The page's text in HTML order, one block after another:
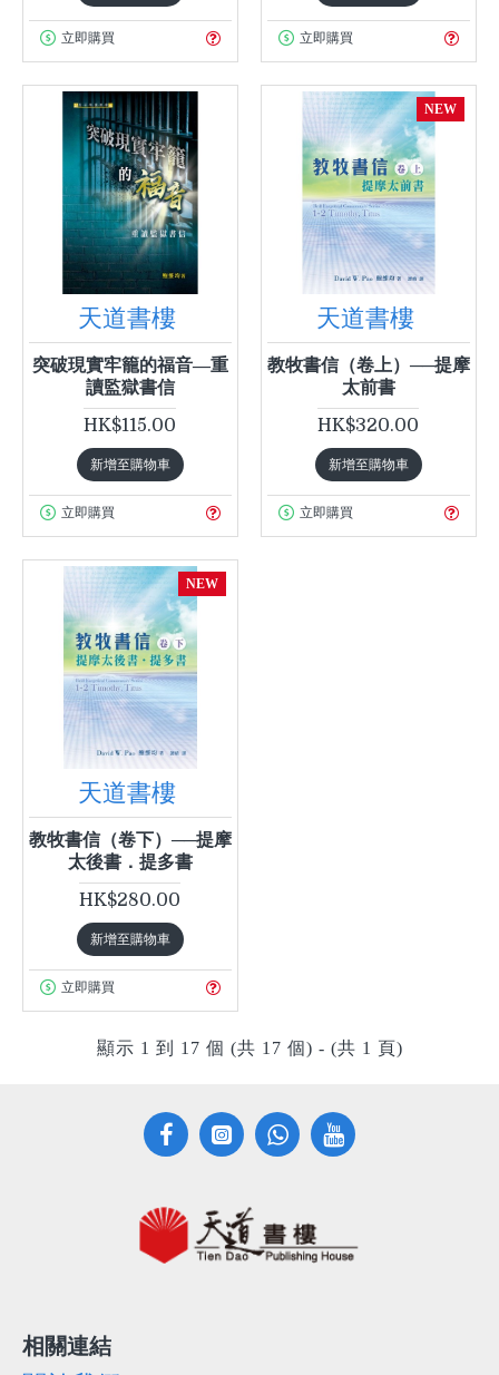
立即購買 立即購買
天道書樓
突破現實牢籠的福音—重
讀監獄書信
HK$115.00
新增至購物車
立即購買
NEW
天道書樓
教牧書信（卷上）──提摩
太前書
HK$320.00
新增至購物車
立即購買
NEW
天道書樓
教牧書信（卷下）──提摩
太後書．提多書
HK$280.00
新增至購物車
立即購買
顯示 1 到 17 個 (共 17 個) - (共 1 頁)
相關連結